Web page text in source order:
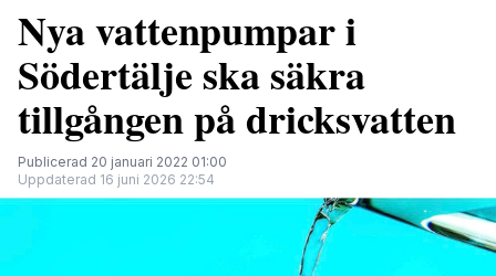
Nya vattenpumpar i
Södertälje ska säkra
tillgången på dricksvatten
Publicerad 20 januari 2022 01:00
Uppdaterad 16 juni 2026 22:54